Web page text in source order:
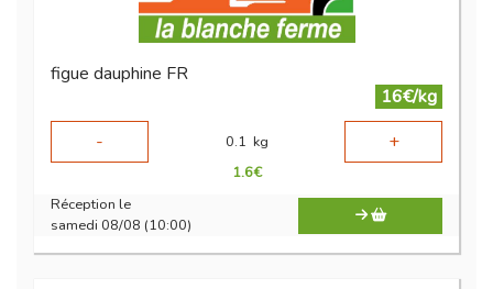
figue dauphine FR
16€/kg
-
0.1 kg +
1.6€
Réception le
samedi 08/08 (10:00)